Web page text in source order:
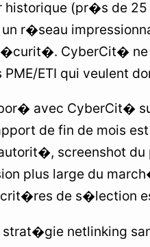
historique (pr�s de
un r�seau
CyberCit� ne
ETI qui veulent
avec CyberCit�
de fin de mois
screenshot du
plus large du
crit�res de s�lection
strat�gie netlinking